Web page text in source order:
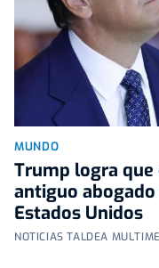
MUNDO
Trump logra que
antiguo
Estados Unidos
NOTICIAS TALDEA